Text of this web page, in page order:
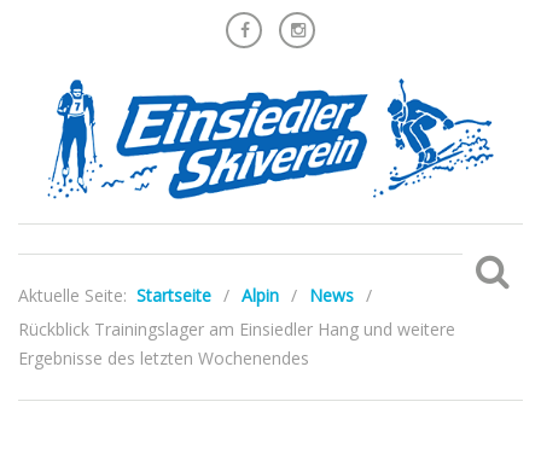
Aktuelle Seite: Startseite / Alpin / News /
Rückblick Trainingslager am Einsiedler Hang und weitere
Ergebnisse des letzten Wochenendes